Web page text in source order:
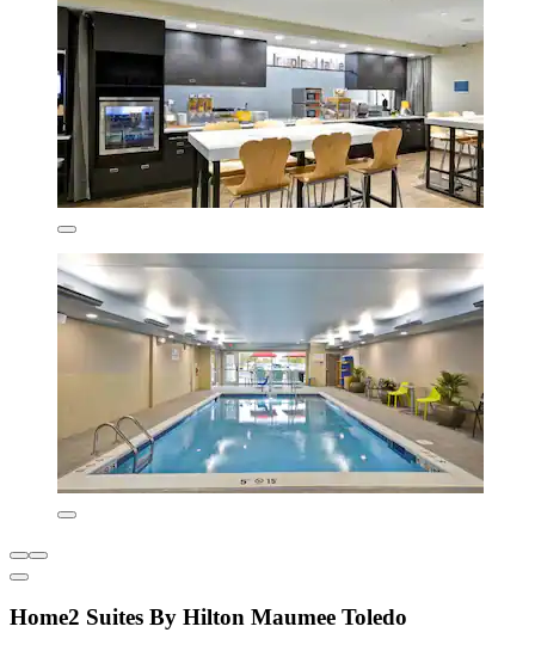
Home2 Suites By Hilton Maumee Toledo